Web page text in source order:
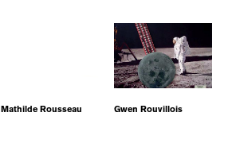
Mathilde Rousseau Gwen Rouvillois